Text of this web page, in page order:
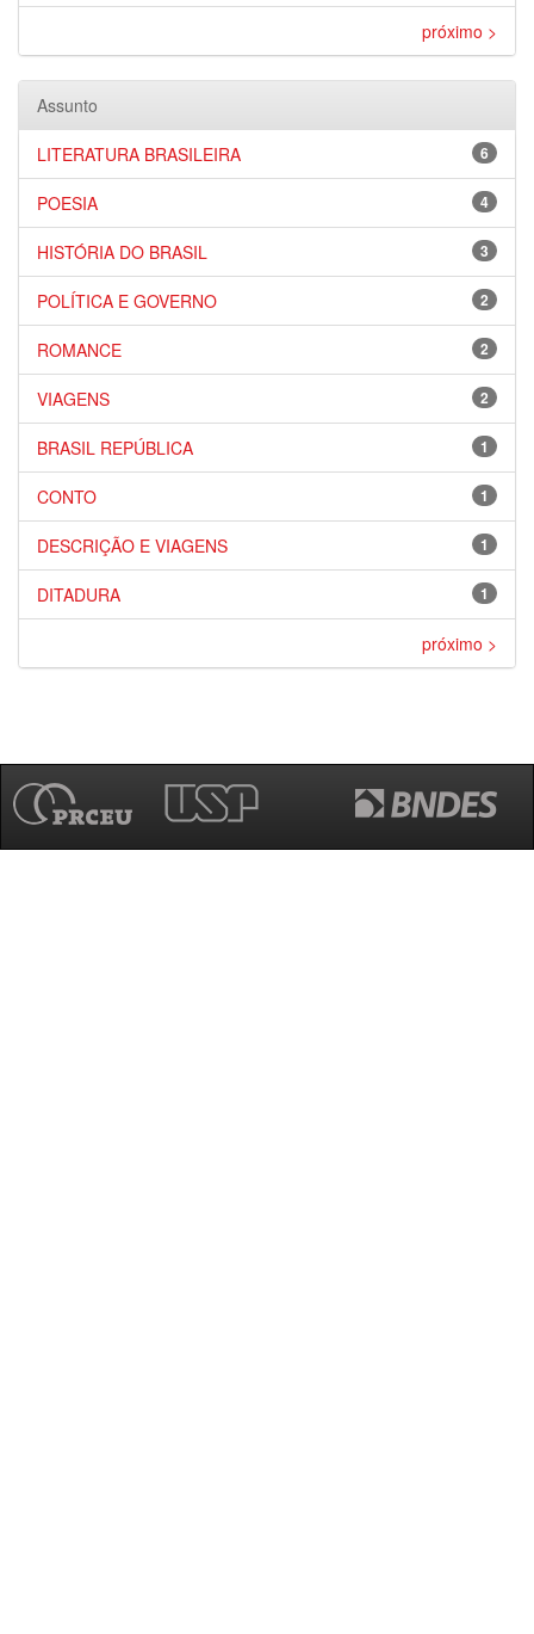
próximo >
Assunto
6
LITERATURA BRASILEIRA
4
POESIA
3
HISTÓRIA DO BRASIL
2
POLÍTICA E GOVERNO
2
ROMANCE
2
VIAGENS
1
BRASIL REPÚBLICA
1
CONTO
1
DESCRIÇÃO E VIAGENS
1
DITADURA
próximo >